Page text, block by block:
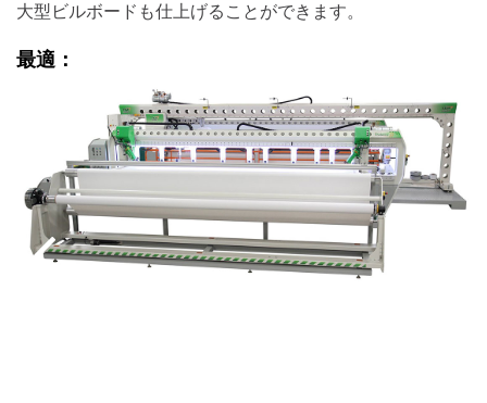
大型ビルボードも仕上げることができます。
最適：